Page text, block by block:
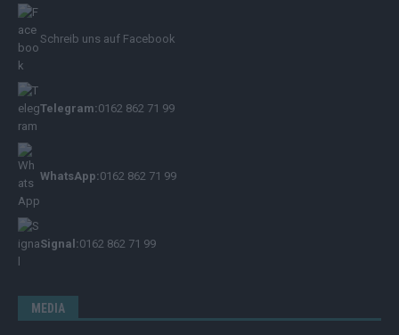
Schreib uns auf Facebook
Telegram:0162 862 71 99
WhatsApp:0162 862 71 99
Signal:0162 862 71 99
MEDIA